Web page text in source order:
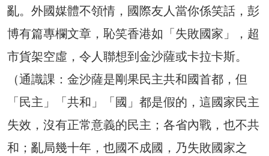
亂。外國媒體不領情，國際友人當你係笑話，彭
博有篇專欄文章，恥笑香港如「失敗國家」，超
市貨架空虛，令人聯想到金沙薩或卡拉卡斯。
（通識課：金沙薩是剛果民主共和國首都，但
「民主」「共和」「國」都是假的，這國家民主
失效，沒有正常意義的民主；各省內戰，也不共
和；亂局幾十年，也國不成國，乃失敗國家之